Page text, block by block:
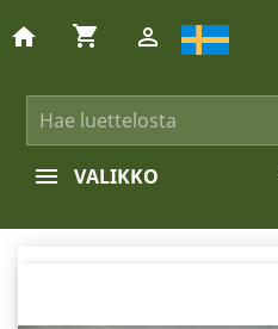
home shopping_cart 
VALIKKO